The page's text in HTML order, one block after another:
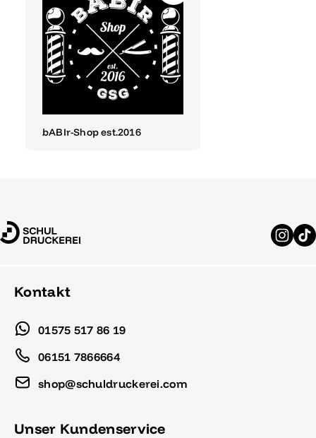
bABIr-Shop est.2016
Kontakt
01575 517 86 19
06151 7866664
shop@schuldruckerei.com
Unser Kundenservice